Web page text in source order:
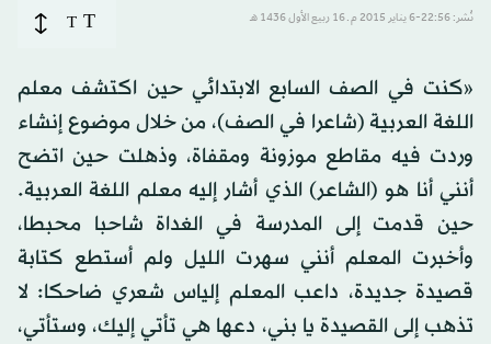
نُشر: 22:56-6 يناير 2015 م ـ 16 ربيع الأول 1436 هـ T
T
«كنت في الصف السابع الابتدائي حين اكتشف معلم
اللغة العربية (شاعرا في الصف)، من خلال موضوع إنشاء
وردت فيه مقاطع موزونة ومقفاة، وذهلت حين اتضح
أنني أنا هو (الشاعر) الذي أشار إليه معلم اللغة العربية.
حين قدمت إلى المدرسة في الغداة شاحبا محبطا،
وأخبرت المعلم أنني سهرت الليل ولم أستطع كتابة
قصيدة جديدة، داعب المعلم إلياس شعري ضاحكا: لا
تذهب إلى القصيدة يا بني، دعها هي تأتي إليك، وستأتي،